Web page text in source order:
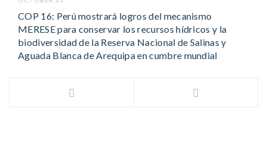
COP 16: Perú mostrará logros del mecanismo
MERESE para conservar los recursos hídricos y la
biodiversidad de la Reserva Nacional de Salinas y
Aguada Blanca de Arequipa en cumbre mundial